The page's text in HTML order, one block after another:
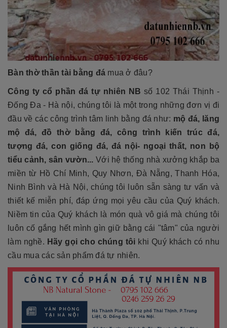
Bàn thờ thần tài bằng đá mua ở đâu?
Công ty cổ phần đá tự nhiên NB số 102 Thái Thịnh -
Đống Đa - Hà nội, chúng tôi là một trong những đơn vị đi
đầu về các công trình tâm linh bằng đá như: mộ đá, lăng
mộ đá, đồ thờ bằng đá, công trình kiến trúc đá,
tượng đá, con giống đá, đá nội- ngoại thất, non bộ
tiểu cảnh, sân vườn...Với hệ thống nhà xưởng khắp ba
miền từ Hồ Chí Minh, Quy Nhơn, Đà Nẵng, Thanh Hóa,
Ninh Bình và Hà Nội, chúng tôi luôn sẵn sàng tư vấn và
thiết kế miễn phí, đáp ứng mọi yêu cầu của Quý khách.
Niềm tin của Quý khách là món quà vô giá mà chúng tôi
luôn cố gắng hết mình gìn giữ bằng cái "tâm" của người
làm nghề. Hãy gọi cho chúng tôi khi Quý khách có nhu
cầu mua các sản phẩm đá tự nhiên.